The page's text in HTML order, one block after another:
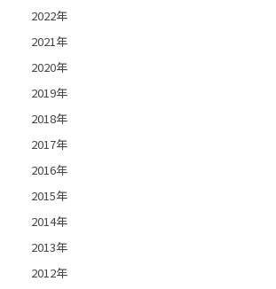
2022年
2021年
2020年
2019年
2018年
2017年
2016年
2015年
2014年
2013年
2012年